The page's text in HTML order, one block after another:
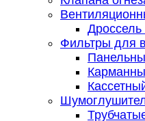
Дроссель
Фильтры для